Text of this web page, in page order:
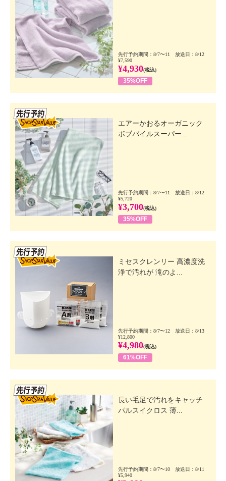
先行予約期間：8/7〜11 放送日：8/12
¥7,590
¥4,930(税込)
35%OFF
エアーかおるオーガニック
ボブパイルスーパー...
先行予約期間：8/7〜11 放送日：8/12
¥5,720
¥3,700(税込)
35%OFF
ミセスクレンリー 高濃度洗
浄で汚れが 滝のよ...
先行予約期間：8/7〜12 放送日：8/13
¥12,800
¥4,980(税込)
61%OFF
長い毛足で汚れをキャッチ
パルスイクロス 薄...
先行予約期間：8/7〜10 放送日：8/11
¥5,940